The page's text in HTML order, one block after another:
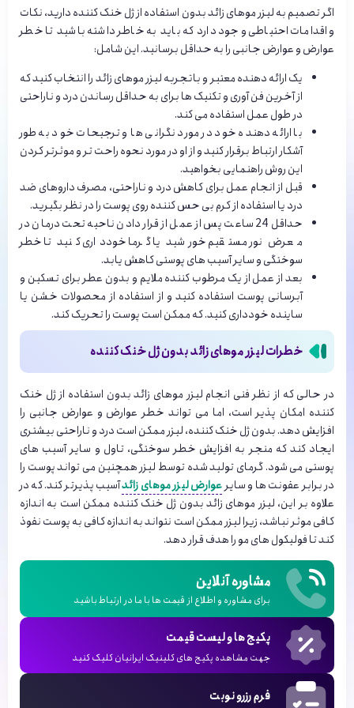
اگر تصمیم به لیزر موهای زائد بدون استفاده از ژل خنک کننده دارید، نکات
و اقدامات احتیاطی وجود دارد که باید به خاطر داشته باشید تا خطر
عوارض و عوارض جانبی را به حداقل برسانید. این شامل:
یک ارائه دهنده معتبر و باتجربه لیزر موهای زائد را انتخاب کنید که
از آخرین فن آوری و تکنیک ها برای به حداقل رساندن درد و ناراحتی
در طول عمل استفاده می کند.
با ارائه دهنده خود در مورد نگرانی ها و ترجیحات خود به طور
آشکار ارتباط برقرار کنید و از او در مورد نحوه راحت تر و موثرتر کردن
این روش راهنمایی بخواهید.
قبل از انجام عمل برای کاهش درد و ناراحتی، مصرف داروهای ضد
درد یا استفاده از کرم بی حس کننده روی پوست را در نظر بگیرید.
حداقل 24 ساعت پس از عمل از قرار دادن ناحیه تحت درمان در
معرض نور مستقیم خورشید یا گرما خودداری کنید تا خطر
سوختگی و سایر آسیب های پوستی کاهش یابد.
بعد از عمل از یک مرطوب کننده ملایم و بدون عطر برای تسکین و
آبرسانی پوست استفاده کنید و از استفاده از محصولات خشن یا
ساینده خودداری کنید. که ممکن است پوست را تحریک کند.
خطرات لیزر موهای زائد بدون ژل خنک کننده
در حالی که از نظر فنی انجام لیزر موهای زائد بدون استفاده از ژل خنک
کننده امکان پذیر است، اما می تواند خطر عوارض و عوارض جانبی را
افزایش دهد. بدون ژل خنک کننده، لیزر ممکن است درد و ناراحتی بیشتری
ایجاد کند که منجر به افزایش خطر سوختگی، تاول و سایر آسیب های
پوستی می شود. گرمای تولید شده توسط لیزر همچنین می تواند پوست را
در برابر عفونت ها و سایرعوارض لیزر موهای زائدآسیب پذیرتر کند. که در
علاوه بر این، لیزر موهای زائد بدون ژل خنک کننده ممکن است به اندازه
کافی موثر نباشد، زیرا لیزر ممکن است نتواند به اندازه کافی به پوست نفوذ
کند تا فولیکول های مو را هدف قرار دهد.
مشاوره آنلاین
برای مشاوره و اطلاع از قیمت ها با ما در ارتباط باشید
پکیج ها و لیست قیمت
جهت مشاهده پکیج های کلینیک ایرانیان کلیک کنید
فرم رزرو نوبت